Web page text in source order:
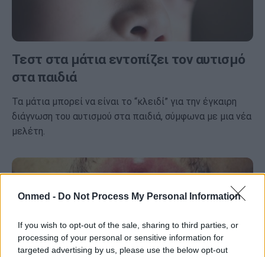
Onmed - Do Not Process My Personal Information
If you wish to opt-out of the sale, sharing to third parties, or
processing of your personal or sensitive information for
targeted advertising by us, please use the below opt-out
Τεστ στα μάτια εντοπίζει τον αυτισμό
στα παιδιά
Τα μάτια μπορεί να είναι το “κλειδί” για την έγκαιρη
διάγνωση του αυτισμού στα παιδιά, σύμφωνα με μια νέα
μελέτη.